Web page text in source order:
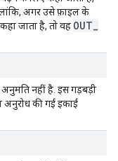
अगर उसे फ़ाइल के
जाता है, तो वह OUT
अनुमति नहीं है. इस गड़बड़ी
अनुरोध की गई इकाई